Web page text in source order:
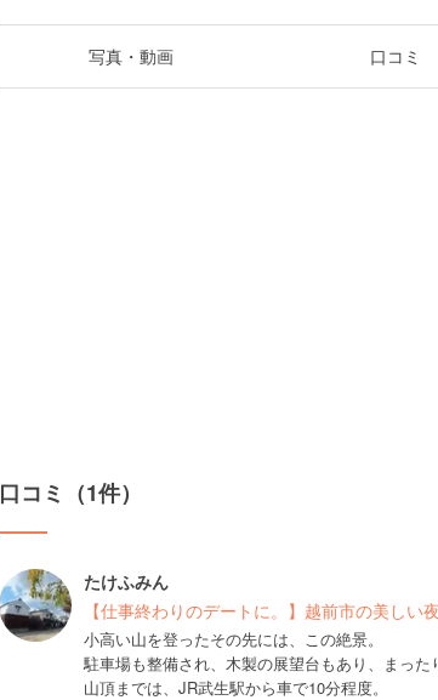
写真・動画 口コミ
口コミ（1件）
たけふみん
【仕事終わりのデートに。】越前市の美しい
小高い山を登ったその先には、この絶景。
駐車場も整備され、木製の展望台もあり、まった
山頂までは、JR武生駅から車で10分程度。